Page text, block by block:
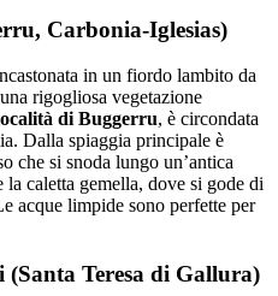
Carbonia-Iglesias)
in un fiordo lambito da
rigogliosa vegetazione
di Buggerru, è circondata
Dalla spiaggia principale è
che si snoda lungo un’antica
caletta gemella, dove si gode di
acque limpide sono perfette per
(Santa Teresa di Gallura)